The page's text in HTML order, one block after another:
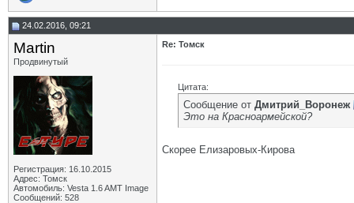
24.02.2016, 09:21
Martin
Продвинутый
Регистрация: 16.10.2015
Адрес: Томск
Автомобиль: Vesta 1.6 AMT Image
Сообщений: 528
Re: Томск
Цитата:
Сообщение от Дмитрий_Воронеж
Это на Красноармейской?
Скорее Елизаровых-Кирова